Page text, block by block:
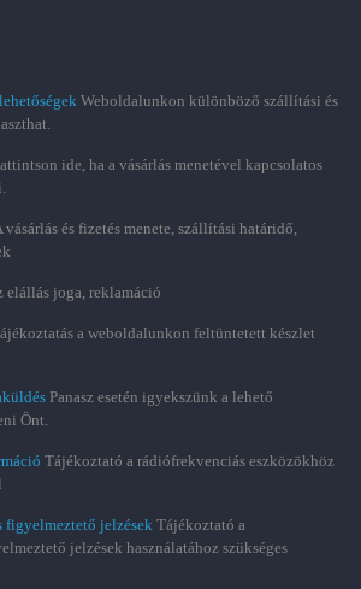
Weboldalunkon különböző szállítási és
ide, ha a vásárlás menetével kapcsolatos
vásárlás és fizetés menete, szállítási határidő,
elállás joga, reklamáció
a weboldalunkon feltüntetett készlet
Panasz esetén igyekszünk a lehető
Önt.
Tájékoztató a rádiófrekvenciás eszközökhöz
figyelmeztető jelzésekTájékoztató a
jelzések használatához szükséges